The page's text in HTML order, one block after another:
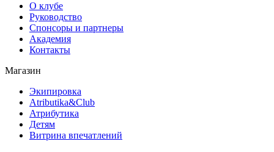
О клубе
Руководство
Спонсоры и партнеры
Академия
Контакты
Магазин
Экипировка
Atributika&Club
Атрибутика
Детям
Витрина впечатлений